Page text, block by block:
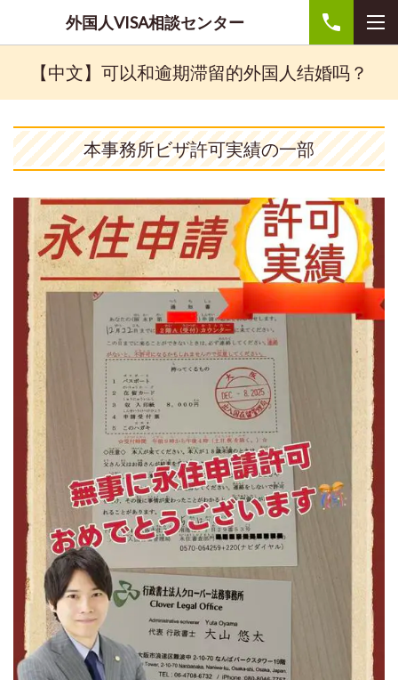
外国人VISA相談センター
【中文】可以和逾期滞留的外国人结婚吗？
本事務所ビザ許可実績の一部